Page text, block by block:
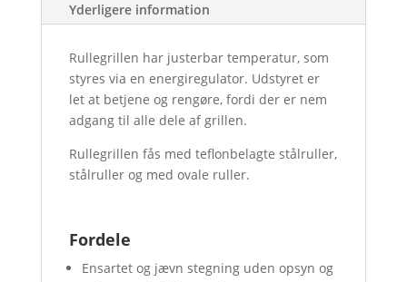
Yderligere information
Rullegrillen har justerbar temperatur, som
styres via en energiregulator. Udstyret er
let at betjene og rengøre, fordi der er nem
adgang til alle dele af grillen.
Rullegrillen fås med teflonbelagte stålruller,
stålruller og med ovale ruller.
Fordele
Ensartet og jævn stegning uden opsyn og